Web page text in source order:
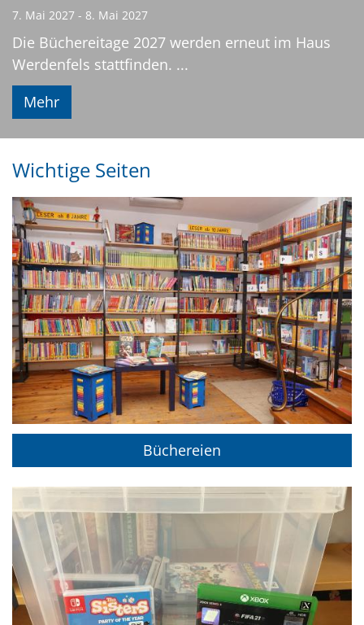
7. Mai 2027 - 8. Mai 2027
Die Büchereitage 2027 werden erneut im Haus
Werdenfels stattfinden. ...
Mehr
Wichtige Seiten
Büchereien